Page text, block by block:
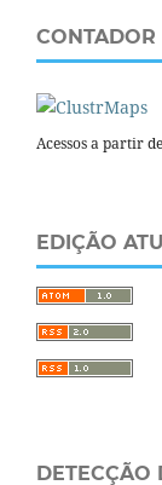
CONTADOR
Acessos a partir
EDIÇÃO
DETECÇÃO